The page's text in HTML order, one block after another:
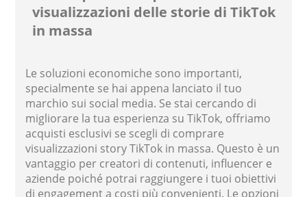
visualizzazioni delle storie di TikTok
in massa
Le soluzioni economiche sono importanti,
specialmente se hai appena lanciato il tuo
marchio sui social media. Se stai cercando di
migliorare la tua esperienza su TikTok, offriamo
acquisti esclusivi se scegli di comprare
visualizzazioni story TikTok in massa. Questo è un
vantaggio per creatori di contenuti, influencer e
aziende poiché potrai raggiungere i tuoi obiettivi
di engagement a costi più convenienti. Le opzioni